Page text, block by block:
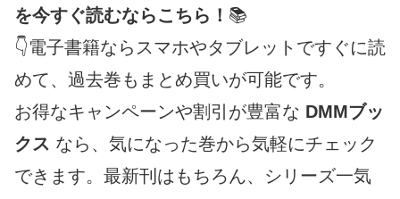
を今すぐ読むならこちら！ 📚
👇電子書籍ならスマホやタブレットですぐに読
めて、過去巻もまとめ買いが可能です。
お得なキャンペーンや割引が豊富な DMMブッ
クス なら、気になった巻から気軽にチェック
できます。最新刊はもちろん、シリーズ一気